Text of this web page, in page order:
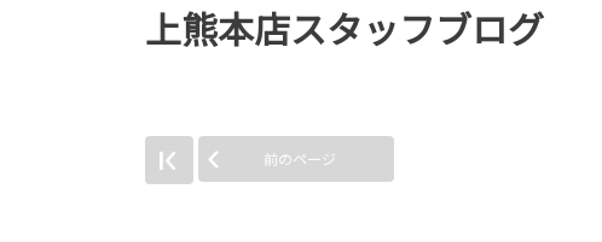
上熊本店スタッフブログ
前のページ